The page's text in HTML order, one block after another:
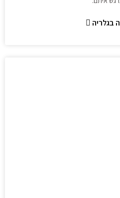
בגלריה